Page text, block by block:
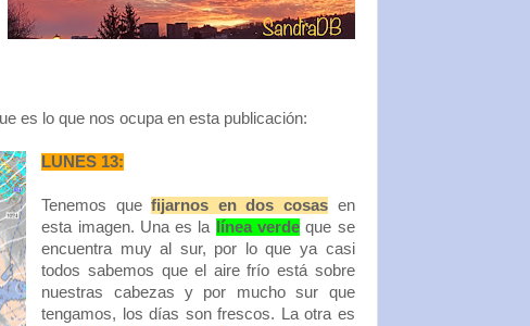
es lo que nos ocupa en esta publicación:
LUNES 13:
Tenemos quefijarnos en dos cosasen
esta imagen. Una es la
línea verdeque se
encuentra muy al sur, por lo que ya casi
todos sabemos que el aire frío está sobre
nuestras cabezas y por mucho sur que
tengamos, los días son frescos. La otra es